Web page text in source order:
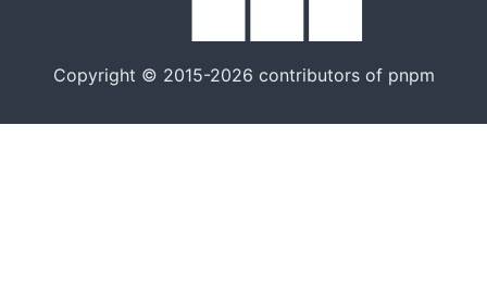
Copyright © 2015-2026 contributors of pnpm